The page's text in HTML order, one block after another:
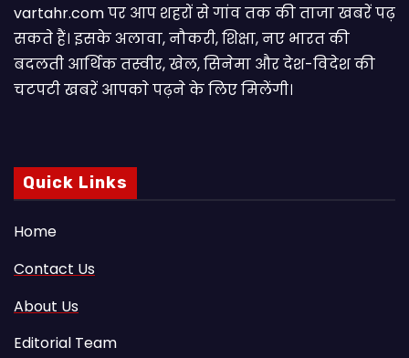
vartahr.com पर आप शहरों से गांव तक की ताजा खबरें पढ़
सकते हैं। इसके अलावा, नौकरी, शिक्षा, नए भारत की
बदलती आर्थिक तस्वीर, खेल, सिनेमा और देश-विदेश की
चटपटी खबरें आपकाे पढ़ने के लिए मिलेंगी।
Quick Links
Home
Contact Us
About Us
Editorial Team